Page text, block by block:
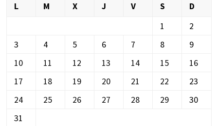
L
M X J V S
D
1
2
3
4 5 6 7 8
9
10
11 12 13 14 15
16
17
18 19 20 21 22
23
24
25 26 27 28 29
30
31